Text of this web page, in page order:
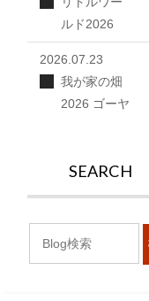
ルド2026
2026.07.23
我が家の畑
2026 ゴーヤ
SEARCH